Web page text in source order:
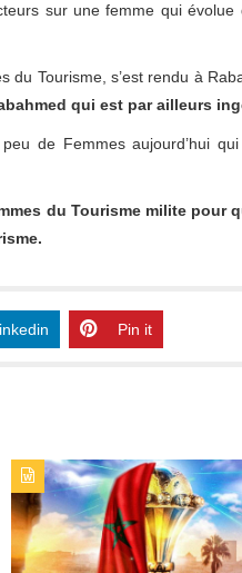
sur une femme qui
du Tourisme, s’est rendu à
qui est par ailleurs
de Femmes aujourd’hui
du Tourisme milite
Pin it
TYPE DE PUBLICATION :
LA CAN 2025 METTRA SUR ORBITE
DESTINATION TOURISTIQUE MAROC